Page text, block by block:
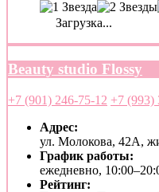
Загрузка...
Beauty studio Flossy
+7 (901) 246-75-12 +7 (993)
Адрес:
ул. Молокова, 42А,
График работы:
ежедневно,
Рейтинг: